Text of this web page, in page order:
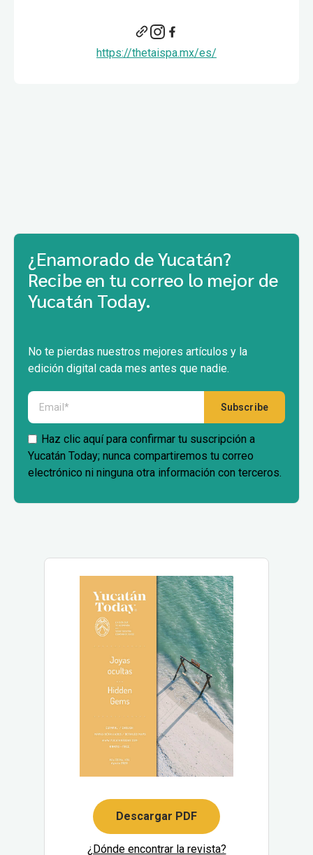
https://thetaispa.mx/es/
¿Enamorado de Yucatán?
Recibe en tu correo lo mejor de
Yucatán Today.
No te pierdas nuestros mejores artículos y la
edición digital cada mes antes que nadie.
Haz clic aquí para confirmar tu suscripción a
Yucatán Today; nunca compartiremos tu correo
electrónico ni ninguna otra información con terceros.
Descargar PDF
¿Dónde encontrar la revista?